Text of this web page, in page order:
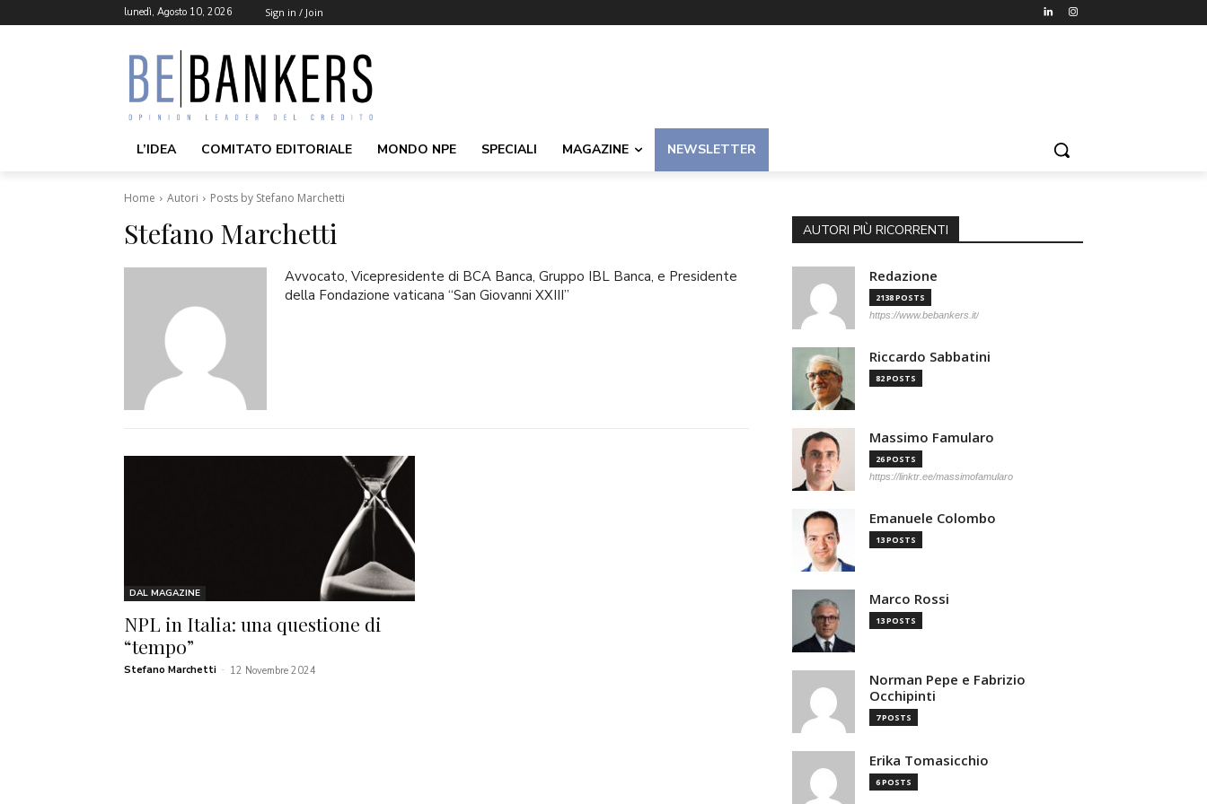
lunedì, Agosto 10, 2026 Sign in / Join
L’IDEA COMITATO EDITORIALE MONDO NPE SPECIALI MAGAZINE NEWSLETTER
Home Autori Posts by Stefano Marchetti
Stefano Marchetti
Avvocato, Vicepresidente di BCA Banca, Gruppo IBL Banca, e Presidente
della Fondazione vaticana “San Giovanni XXIII”
DAL MAGAZINE
NPL in Italia: una questione di
“tempo”
Stefano Marchetti - 12 Novembre 2024
AUTORI PIÙ RICORRENTI
Redazione
2138 POSTS
https://www.bebankers.it/
Riccardo Sabbatini
82 POSTS
Massimo Famularo
26 POSTS
https://linktr.ee/massimofamularo
Emanuele Colombo
13 POSTS
Marco Rossi
13 POSTS
Norman Pepe e Fabrizio
Occhipinti
7 POSTS
Erika Tomasicchio
6 POSTS